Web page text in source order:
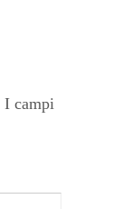
I campi